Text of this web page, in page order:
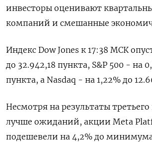
инвесторы оценивают
компаний и смешанные
Индекс Dow Jones к 17:38 МСК
до 32.942,18 пункта, S&P 500 - на
пункта, а Nasdaq - на 1,22% до
Несмотря на результаты третьего
лучше ожиданий, акции Meta
подешевели на 4,2% до